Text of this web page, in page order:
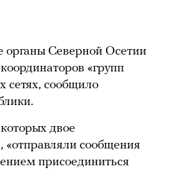
органы Северной Осетии
«групп
сетях, сообщило
двое
«отправляли сообщения
присоединиться